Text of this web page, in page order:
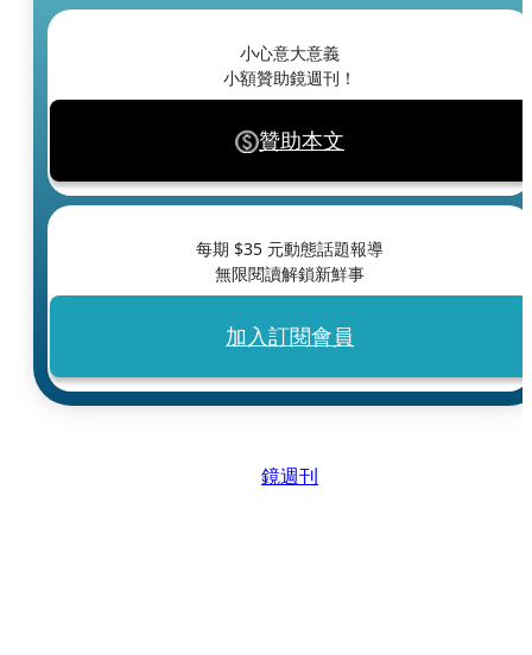
小心意大意義
小額贊助鏡週刊！
贊助本文
每期 $35 元動態話題報導
無限閱讀解鎖新鮮事
加入訂閱會員
鏡週刊